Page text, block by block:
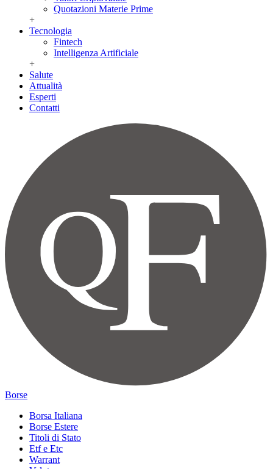
Quotazioni Materie Prime
+
Tecnologia
Fintech
Intelligenza Artificiale
+
Salute
Attualità
Esperti
Contatti
Borse
Borsa Italiana
Borse Estere
Titoli di Stato
Etf e Etc
Warrant